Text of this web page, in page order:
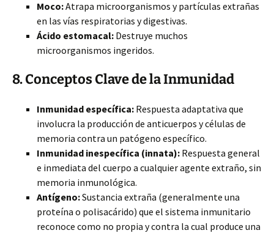
Moco:Atrapa microorganismos y partículas extrañas
en las vías respiratorias y digestivas.
Ácido estomacal: Destruye muchos
microorganismos ingeridos.
8. Conceptos Clave de la Inmunidad
Inmunidad específica: Respuesta adaptativa que
involucra la producción de anticuerpos y células de
memoria contra un patógeno específico.
Inmunidad inespecífica (innata): Respuesta general
e inmediata del cuerpo a cualquier agente extraño, sin
memoria inmunológica.
Antígeno:Sustancia extraña (generalmente una
proteína o polisacárido) que el sistema inmunitario
reconoce como no propia y contra la cual produce una